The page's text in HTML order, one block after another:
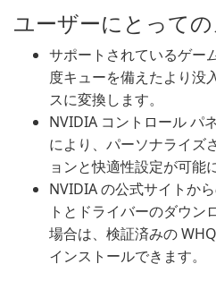
ユーザーにとって
サポートされているゲー
度キューを備えたより没
スに変換します。
NVIDIA コントロール パ
により、パーソナライズ
ョンと快適性設定が可能
NVIDIA の公式サイトか
トとドライバーのダウン
場合は、検証済みの
インストールできます。